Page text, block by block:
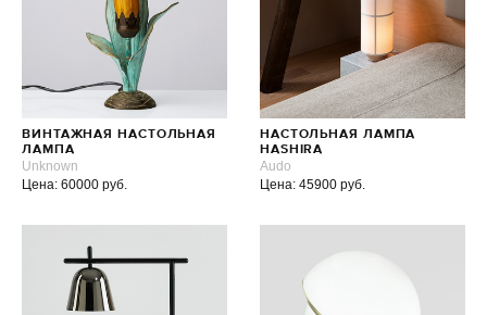
ВИНТАЖНАЯ НАСТОЛЬНАЯ
ЛАМПА
Unknown
Цена: 60000 руб.
НАСТОЛЬНАЯ ЛАМПА
HASHIRA
Audo
Цена: 45900 руб.